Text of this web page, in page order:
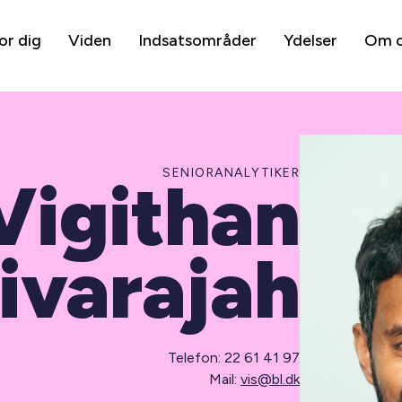
dig Viden Indsatsområder Ydelser Om
SENIORANALYTIKER
Telefon: 22 61 41 97
Mail: vis@bl.dk